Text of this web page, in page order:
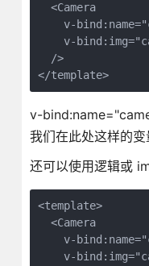
  <Camera
v-
v-
  />
</template>
v-
我们在此处这样的变
还可以使用逻辑或
<template>
  <Camera
v-
v-